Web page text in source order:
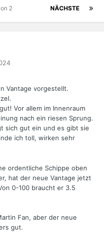
NÄCHSTE
2
Vantage vorgestellt.
Vor allem im Innenraum
nach ein riesen Sprung.
sich gut ein und es gibt sie
ich toll, wirken sehr
ordentliche Schippe oben
hat der neue Vantage jetzt
0-100 braucht er 3.5
Fan, aber der neue
gut.